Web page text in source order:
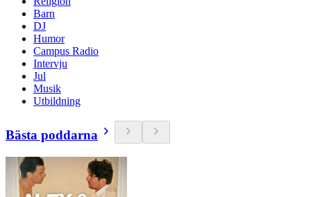
Barn
DJ
Humor
Campus Radio
Intervju
Jul
Musik
Utbildning
Bästa poddarna